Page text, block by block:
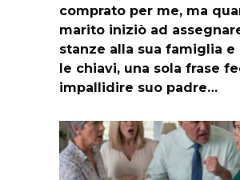
comprato per me, ma
marito iniziò ad
stanze alla sua famiglia e
le chiavi, una sola frase
impallidire suo padre…